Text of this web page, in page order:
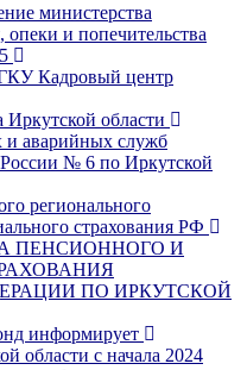
министерства
опеки и попечительства
Кадровый центр
Иркутской области
и аварийных служб
№ 6 по Иркутской
регионального
страхования РФ
ПЕНСИОННОГО И
ПО ИРКУТСКОЙ
информирует
области с начала 2024